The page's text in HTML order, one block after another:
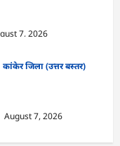
7, 2026
कांकेर जिला (उत्तर बस्तर)
August 7, 2026